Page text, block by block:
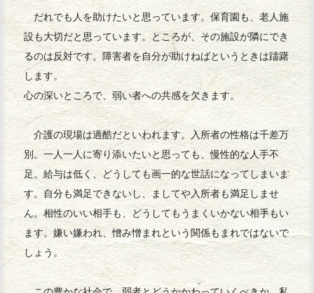
だれでも人を助けたいと思っています。保育園も、老人施
設も大切だと思っています。ところが、その施設が隣にでき
るのは反対です。障害者を自分が助けねばというときは躊躇
します。
心の深いところで、弱い者への共感を欠きます。
介護の現場は過酷だといわれます。入所者の性格は千差万
別。一人一人に寄り添いたいと思っても、慢性的な人手不
足。給与は低く、どうしても画一的な世話になってしまいま
す。自分も満足できないし、ましてや入所者も満足しませ
ん。相性のいい相手も、どうしてもうまくいかない相手もい
ます。嫌い嫌われ、憎み憎まれという関係もまれではないで
しょう。